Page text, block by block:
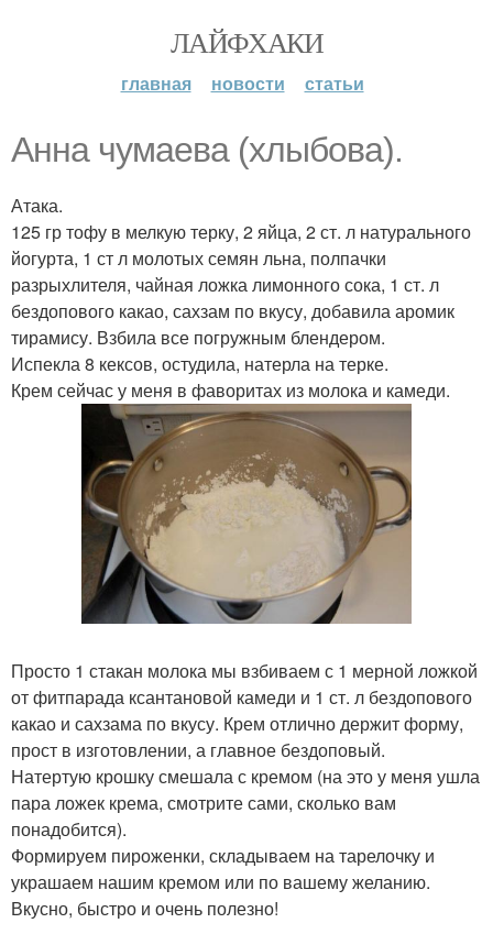
ЛАЙФХАКИ
главная новости статьи
Анна чумаева (хлыбова).
Атака.
125 гр тофу в мелкую терку, 2 яйца, 2 ст. л натурального
йогурта, 1 ст л молотых семян льна, полпачки
разрыхлителя, чайная ложка лимонного сока, 1 ст. л
бездопового какао, сахзам по вкусу, добавила аромик
тирамису. Взбила все погружным блендером.
Испекла 8 кексов, остудила, натерла на терке.
Крем сейчас у меня в фаворитах из молока и камеди.
Просто 1 стакан молока мы взбиваем с 1 мерной ложкой
от фитпарада ксантановой камеди и 1 ст. л бездопового
какао и сахзама по вкусу. Крем отлично держит форму,
прост в изготовлении, а главное бездоповый.
Натертую крошку смешала с кремом (на это у меня ушла
пара ложек крема, смотрите сами, сколько вам
понадобится).
Формируем пироженки, складываем на тарелочку и
украшаем нашим кремом или по вашему желанию.
Вкусно, быстро и очень полезно!